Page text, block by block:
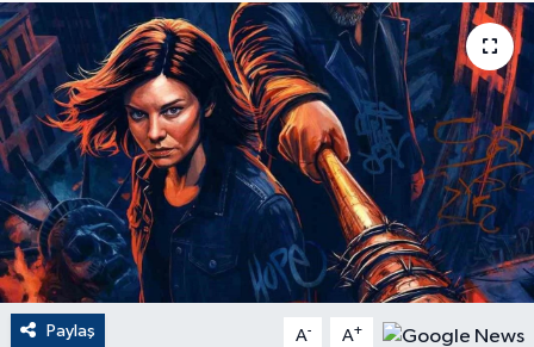
Paylaş A- A+
Dış Haberler
Dünya
EĞİTİM
EKONOMİ
English News
Finans